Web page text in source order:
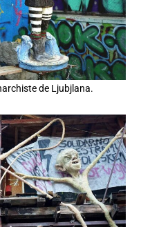
de Ljubjlana.